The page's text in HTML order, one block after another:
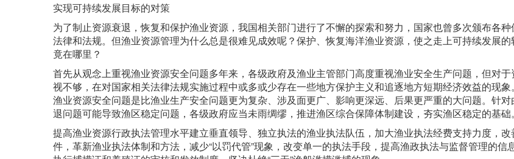
实现可持续发展目标的对策
为了制止资源衰退，恢复和保护渔业资源，我国相关部门进行了不懈的探索和努力，国家也曾多次颁布各种
法律和法规。但渔业资源管理为什么总是很难见成效呢？保护、恢复海洋渔业资源，使之走上可持续发展
竟在哪里？
首先从观念上重视渔业资源安全问题多年来，各级政府及渔业主管部门高度重视渔业安全生产问题，但对
视不够，在对国家相关法律法规实施过程中或多或少存在一些地方保护主义和追逐地方短期经济效益的现象
渔业资源安全问题是比渔业生产安全问题更为复杂、涉及面更广、影响更深远、后果更严重的大问题。针
退问题可能导致渔区稳定问题，各级政府应当未雨绸缪，推进渔区综合保障体制建设，夯实渔区稳定的基础。
提高渔业资源行政执法管理水平建立垂直领导、独立执法的渔业执法队伍，加大渔业执法经费支持力度，
件，革新渔业执法体制和方法，减少“以罚代管”现象，改变单一的执法手段，提高渔政执法与监督管理的信